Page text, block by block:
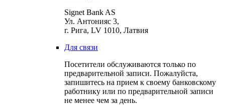
Signet Bank AS
Ул. Антонияс 3,
г. Рига, LV 1010, Латвия
Для связи
Посетители обслуживаются только по
предварительной записи. Пожалуйста,
запишитесь на прием к своему банковскому
работнику или по предварительной записи
не менее чем за день.